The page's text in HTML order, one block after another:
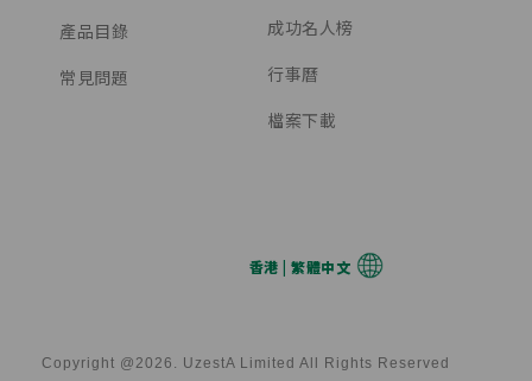
產品目錄
常見問題
成功名人榜
行事曆
檔案下載
香港 | 繁體中文
Copyright @2026. UzestA Limited All Rights Reserved